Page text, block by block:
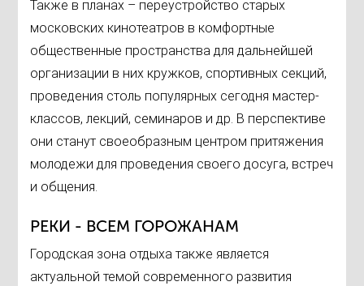
Также в планах – переустройство старых
московских кинотеатров в комфортные
общественные пространства для дальнейшей
организации в них кружков, спортивных секций,
проведения столь популярных сегодня мастер-
классов, лекций, семинаров и др. В перспективе
они станут своеобразным центром притяжения
молодежи для проведения своего досуга, встреч
и общения.
РЕКИ - ВСЕМ ГОРОЖАНАМ
Городская зона отдыха также является
актуальной темой современного развития